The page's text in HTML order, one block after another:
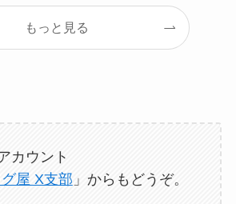
もっと見る
カウント
屋 X支部 」からもどうぞ。